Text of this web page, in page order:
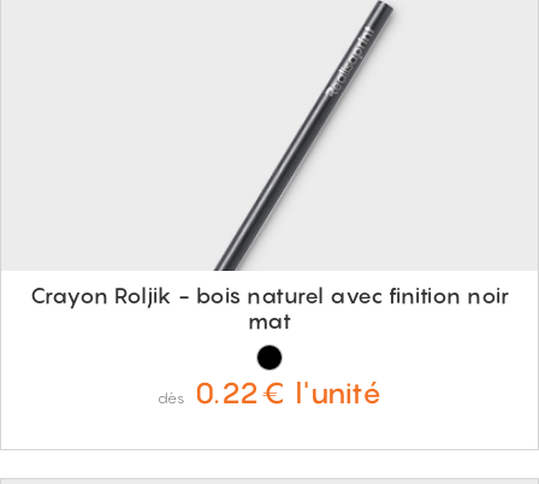
Crayon Roljik - bois naturel avec finition noir
mat
dès 0.22€ l'unité